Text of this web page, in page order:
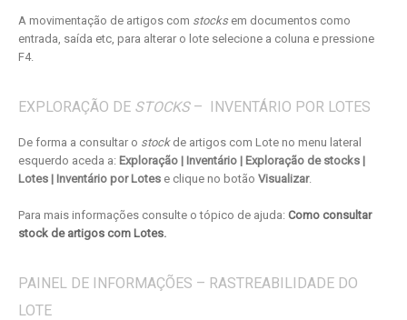
A movimentação de artigos com stocksem documentos como
entrada, saída etc, para alterar o lote selecione a coluna e pressione
F4.
EXPLORAÇÃO DE STOCKS– INVENTÁRIO POR LOTES
De forma a consultar o stock de artigos com Lote no menu lateral
esquerdo aceda a: Exploração | Inventário | Exploração de stocks |
Lotes | Inventário por Lotes e clique no botão Visualizar.
Para mais informações consulte o tópico de ajuda: Como consultar
stock de artigos com Lotes.
PAINEL DE INFORMAÇÕES – RASTREABILIDADE DO
LOTE